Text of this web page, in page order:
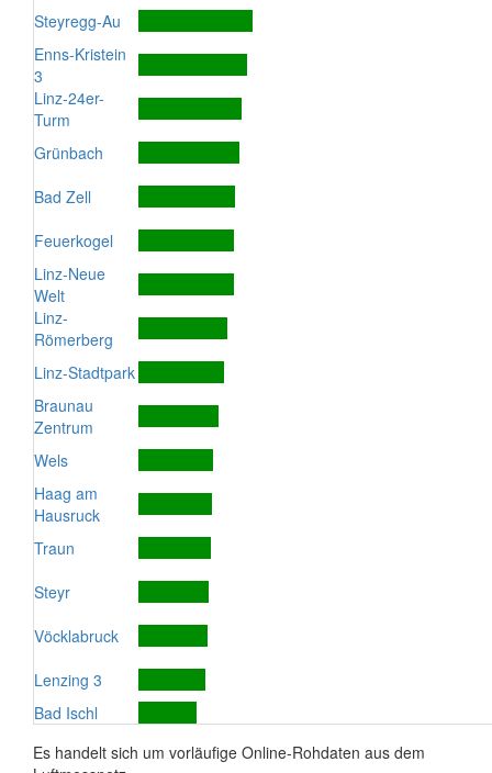
Steyregg-Au
Enns-Kristein
3
Linz-24er-
Turm
Grünbach
Bad Zell
Feuerkogel
Linz-Neue
Welt
Linz-
Römerberg
Linz-Stadtpark
Braunau
Zentrum
Wels
Haag am
Hausruck
Traun
Steyr
Vöcklabruck
Lenzing 3
Bad Ischl
Es handelt sich um vorläufige Online-Rohdaten aus dem